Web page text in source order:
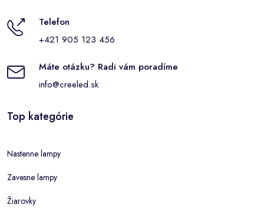
Telefon
+421 905 123 456
Máte otázku? Radi vám poradíme
info@creeled.sk
Top kategórie
Nastenne lampy
Zavesne lampy
Žiarovky